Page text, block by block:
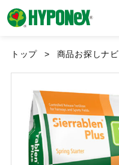
トップ 商品お探しナビ